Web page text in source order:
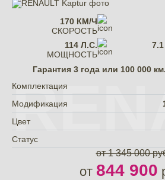
Гарантия 3 года или 100 000 км.
Комплектация
Модификация
Цвет
Статус
от 1 345 000
от 844 900
170 КМ/Ч
СКОРОСТЬ
114 Л.С.
МОЩНОСТЬ